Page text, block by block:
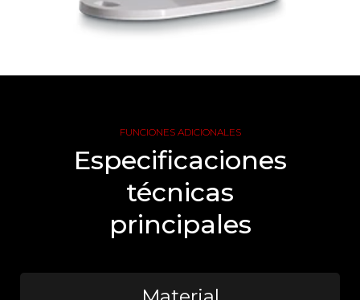
FUNCIONES ADICIONALES
Especificaciones
técnicas
principales